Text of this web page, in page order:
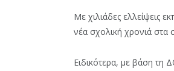
Με χιλιάδες ελλείψεις
νέα σχολική χρονιά στα
Ειδικότερα, με βάση τη